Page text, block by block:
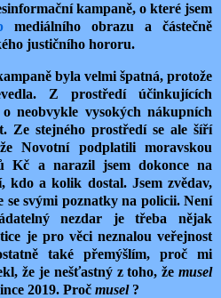
kampaně, o které jsem
mediálního obrazu a částečně
justičního hororu.
byla velmi špatná, protože
Z prostředí účinkujících
neobvykle vysokých nákupních
Ze stejného prostředí se ale šíří
Novotní podplatili moravskou
Kč a narazil jsem dokonce na
kdo a kolik dostal. Jsem zvědav,
svými poznatky na policii. Není
nezdar je třeba nějak
je pro věci neznalou veřejnost
také přemýšlím, proč mi
že je nešťastný z toho, že musel
2019. Proč musel?